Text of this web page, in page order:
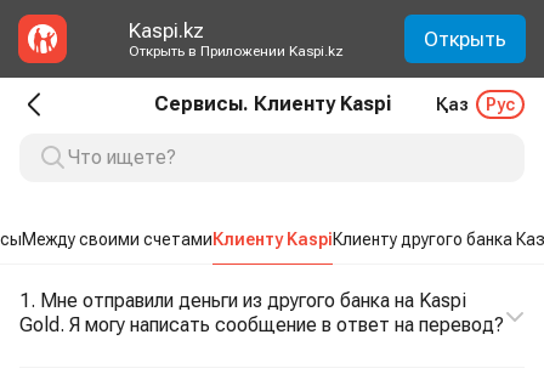
Kaspi.kz
Открыть в Приложении Kaspi.kz Открыть
Сервисы. Клиенту Kaspi Қаз Рус
Между своими счетамиКлиенту KaspiКлиенту другого банка
1. Мне отправили деньги из другого банка на Kaspi
Gold. Я могу написать сообщение в ответ на перевод?